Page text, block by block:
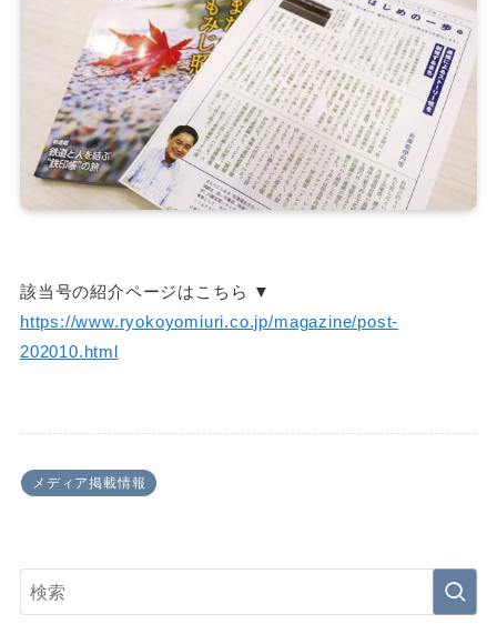
該当号の紹介ページはこちら ▼
https://www.ryokoyomiuri.co.jp/magazine/post-
202010.html
メディア掲載情報